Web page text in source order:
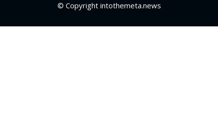
© Copyright intothemeta.news